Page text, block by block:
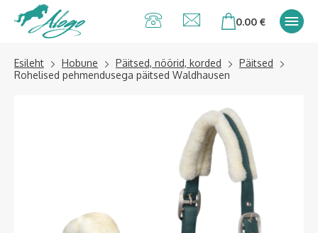
Alogo Hobu ja
ratsavarustus
0.00 €
Esileht Hobune Päitsed, nöörid, korded
Päitsed
Rohelised pehmendusega päitsed Waldhausen